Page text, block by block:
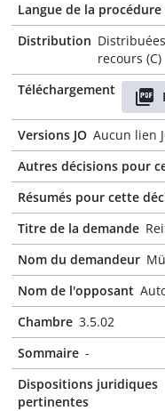
Langue de la procédure
Distribution
recours (C)
Téléchargement
Versions JO Aucun lien
Autres décisions pour
Résumés pour cette
Titre de la demande
Nom du demandeur
Nom de l'opposant
Chambre 3.5.02
Sommaire -
Dispositions juridiques
pertinentes